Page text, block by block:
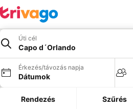
Úti cél
Capo d´Orlando
Érkezés/távozás napja
Dátumok
Rendezés Szűrés